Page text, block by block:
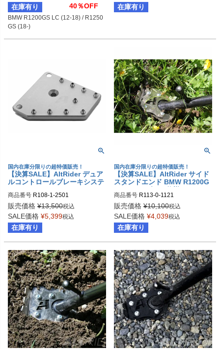
在庫有り 40％OFF
BMW R1200GS LC (12-18) / R1250
GS (18-)
在庫有り
国内在庫分限りの超特価販売！
【決算SALE】AltRider デュア
ルコントロールブレーキシステ
2)
商品番号 R108-1-2501
販売価格 ¥13,500税込
SALE価格 ¥5,399税込
在庫有り
国内在庫分限りの超特価販売！
【決算SALE】AltRider サイド
スタンドエンド BMW R1200G
S LC ローダウン仕様
商品番号 R113-0-1121
販売価格 ¥10,100税込
SALE価格 ¥4,039税込
在庫有り